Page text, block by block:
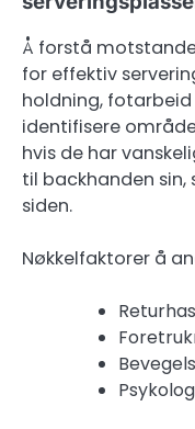
Å forstå
for effektiv
holdning,
identifisere
hvis de har
til backhanden sin,
siden.
Nøkkelfaktorer å